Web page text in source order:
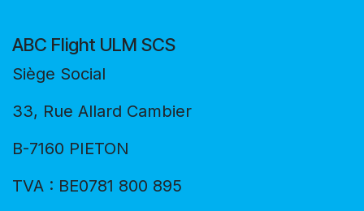
ABC Flight ULM SCS
Siège Social
33, Rue Allard Cambier
B-7160 PIETON
TVA : BE0781 800 895